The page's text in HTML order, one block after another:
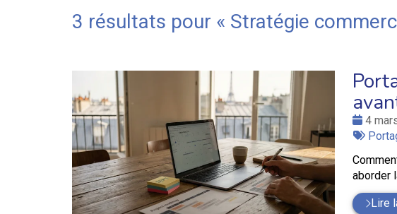
3 résultats pour « Stratégie
Date
:
4
Tags
aborder
Lire